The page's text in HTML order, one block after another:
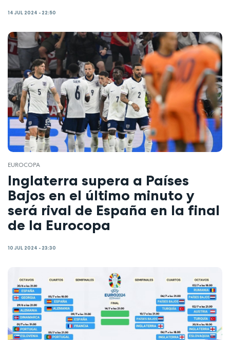
14 JUL 2024 - 22:50
EUROCOPA
Inglaterra supera a Países
Bajos en el último minuto y
será rival de España en la final
de la Eurocopa
10 JUL 2024 - 23:30